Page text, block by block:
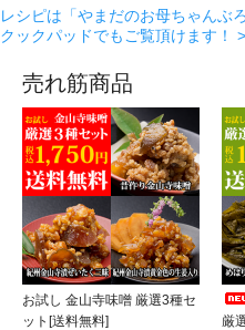
レシピは「やまだのお母ちゃんぶ
クックパッドでもご覧頂けます！
売れ筋商品
お試し 金山寺味噌 厳選3種セ
ット[送料無料]
厳